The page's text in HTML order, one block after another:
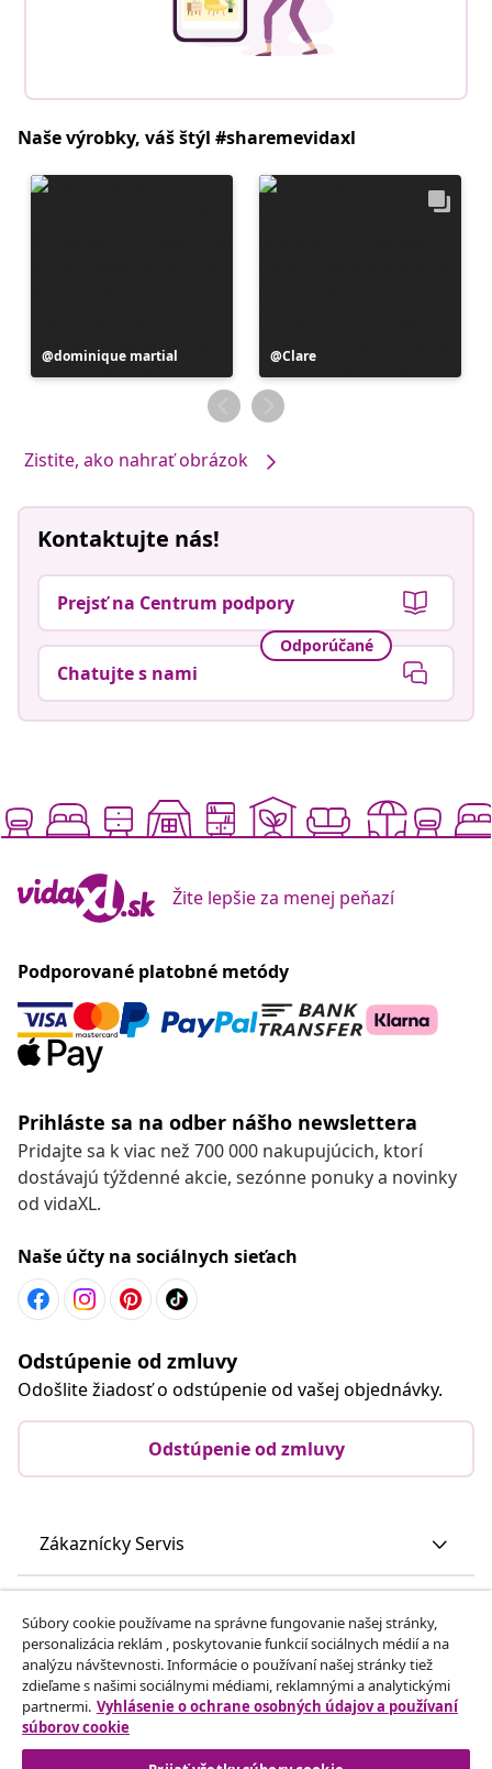
Naše výrobky, váš štýl #sharemevidaxl
Príspevok
zverejnil
dominique martial
Príspevok
zverejnil
Clare
Zistite, ako nahrať obrázok
Kontaktujte nás!
Prejsť na Centrum podpory
Odporúčané
Chatujte s nami
Žite lepšie za menej peňazí
Podporované platobné metódy
Prihláste sa na odber nášho newslettera
Pridajte sa k viac než 700 000 nakupujúcich, ktorí
dostávajú týždenné akcie, sezónne ponuky a novinky
od vidaXL.
Naše účty na sociálnych sieťach
Odstúpenie od zmluvy
Odošlite žiadosť o odstúpenie od vašej objednávky.
Odstúpenie od zmluvy
Zákaznícky Servis
vidaXL
Nájdite viac
Súbory cookie používame na správne fungovanie našej stránky,
personalizácia reklám , poskytovanie funkcií sociálnych médií a na
analýzu návštevnosti. Informácie o používaní našej stránky tiež
zdieľame s našimi sociálnymi médiami, reklamnými a analytickými
partnermi. Vyhlásenie o ochrane osobných údajov a používaní
súborov cookie